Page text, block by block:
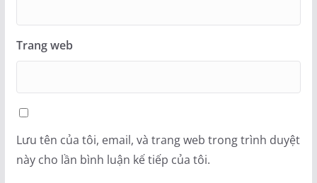
Trang web
Lưu tên của tôi, email, và trang web trong trình duyệt
này cho lần bình luận kế tiếp của tôi.